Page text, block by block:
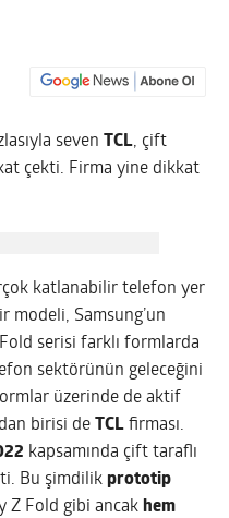
seven TCL, çift
çekti. Firma yine dikkat
katlanabilir telefon yer
modeli, Samsung’un
serisi farklı formlarda
sektörünün geleceğini
üzerinde de aktif
birisi de
TCL firması.
kapsamında çift taraflı
Bu şimdilikprototip
Z Fold gibi ancak hem